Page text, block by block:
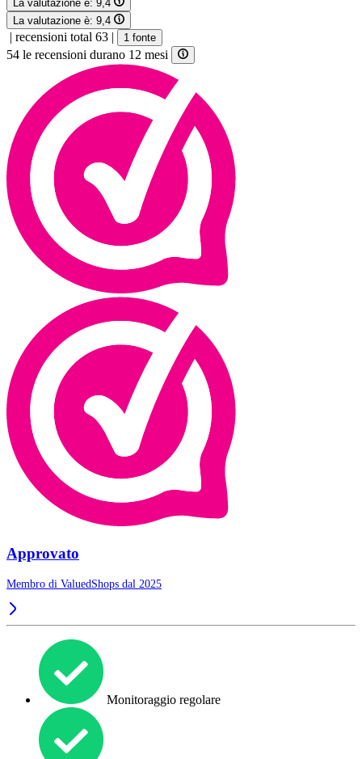
La valutazione è: 9,4
La valutazione è: 9,4
| recensioni total 63 | 1 fonte
54 le recensioni durano 12 mesi
Approvato
Membro di ValuedShops dal 2025
Monitoraggio regolare